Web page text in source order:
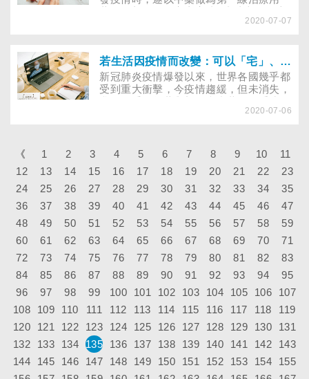
些經驗之後，中醫對於此病毒的特性認識
所郭哲彰院長，來為我們解析在中醫眼
中，新冠肺炎病毒的特點為何？在疫苗、
藥物未上市之前，如何透過「排濕」來強
化抗病力？
2020-07-07
若生活因疫情而改變：可以「宅」、不要「坐」
新冠肺炎疫情爆發以來，世界各國幾乎都
受到重大衝擊，今疫情趨緩，但未消失，
一種新生活型態。歷經疫情，你的生活改
2020-07-06
《 1 2 3 4 5 6 7 8 9 10
11
12
13 14 15 16 17 18 19 20 21 22
23
24
25 26 27 28 29 30 31 32 33 34
35
36
37 38 39 40 41 42 43 44 45 46
47
48
49 50 51 52 53 54 55 56 57 58
59
60
61 62 63 64 65 66 67 68 69 70
71
72
73 74 75 76 77 78 79 80 81 82
83
84
85 86 87 88 89 90 91 92 93 94
95
96
97 98 99 100 101 102 103 104 105 106
107
108
109 110 111 112 113 114 115 116 117 118
119
120
121 122 123 124 125 126 127 128 129 130
131
132
133 134 135 136 137 138 139 140 141 142
143
144
145 146 147 148 149 150 151 152 153 154
155